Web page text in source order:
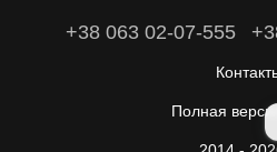
+38 063 02-07-555
Полная